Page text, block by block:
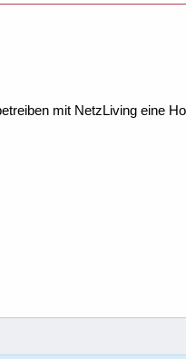
mit NetzLiving eine